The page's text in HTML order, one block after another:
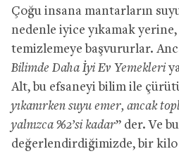
Çoğu insana mantarların
nedenle iyice yıkamak
temizlemeye başvururlar.
Bilimde Daha İyi Ev Yemekleri
Alt, bu efsaneyi bilim ile
yıkanırken suyu emer, ancak
yalnızca %2’si kadar” der. Ve
değerlendirdiğimizde, bir kilo